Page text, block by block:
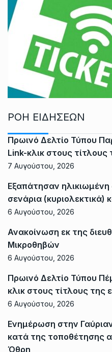
ΡΟΗ ΕΙΔΗΣΕΩΝ
Πρωινό Δελτίο Τύπου
Link-κλικ στους τίτλους
7 Αυγούστου, 2026
Εξαπάτησαν
σενάρια (κυριολεκτικά)
6 Αυγούστου, 2026
Ανακοίνωση εκ της
Μικροθηβών
6 Αυγούστου, 2026
Πρωινό Δελτίο Τύπου
κλικ στους τίτλους της
6 Αυγούστου, 2026
Ενημέρωση στην
κατά της τοποθέτησης
Όθρη